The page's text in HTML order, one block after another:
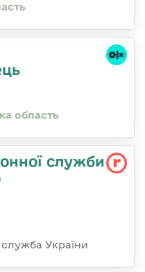
область
служби
України